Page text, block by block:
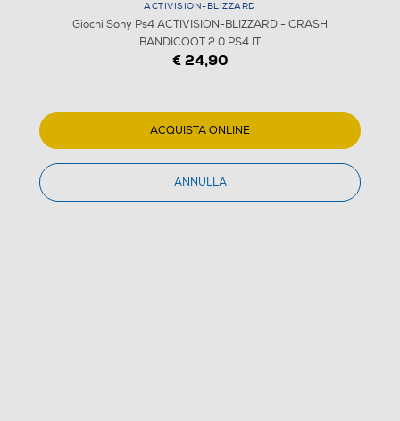
ACTIVISION-BLIZZARD
Giochi Sony Ps4 ACTIVISION-BLIZZARD - CRASH
BANDICOOT 2.0 PS4 IT
€ 24,90
ACQUISTA ONLINE
ANNULLA